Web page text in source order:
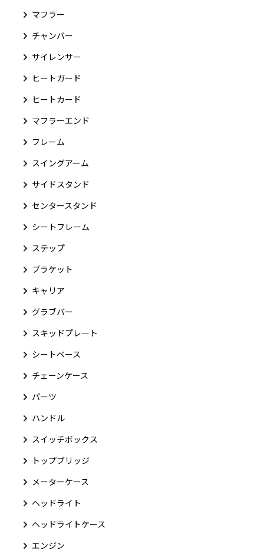
マフラー
チャンバー
サイレンサー
ヒートガード
ヒートカード
マフラーエンド
フレーム
スイングアーム
サイドスタンド
センタースタンド
シートフレーム
ステップ
ブラケット
キャリア
グラブバー
スキッドプレート
シートベース
チェーンケース
パーツ
ハンドル
スイッチボックス
トップブリッジ
メーターケース
ヘッドライト
ヘッドライトケース
エンジン